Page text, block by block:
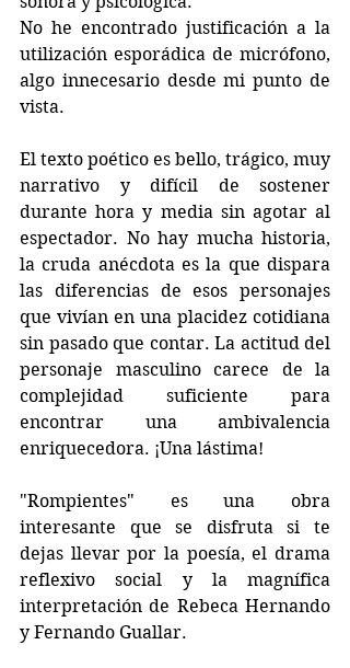
No he encontrado justificación a la
utilización esporádica de micrófono,
algo innecesario desde mi punto de
vista.
El texto poético es bello, trágico, muy
narrativo y difícil de sostener
durante hora y media sin agotar al
espectador. No hay mucha historia,
la cruda anécdota es la que dispara
las diferencias de esos personajes
que vivían en una placidez cotidiana
sin pasado que contar. La actitud del
personaje masculino carece de la
complejidad suficiente para
encontrar una ambivalencia
enriquecedora. ¡Una lástima!
"Rompientes" es una obra
interesante que se disfruta si te
dejas llevar por la poesía, el drama
reflexivo social y la magnífica
interpretación de Rebeca Hernando
y Fernando Guallar.